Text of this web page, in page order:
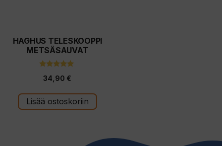
HAGHUS TELESKOOPPI
METSÄSAUVAT
5:stä
34,90 €
Lisää ostoskoriin